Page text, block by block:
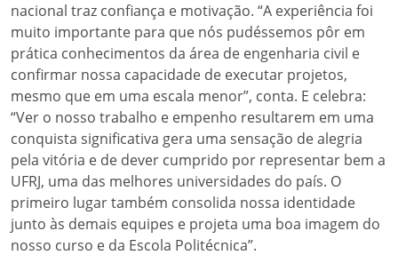
nacional traz confiança e motivação. “A experiência foi
muito importante para que nós pudéssemos pôr em
prática conhecimentos da área de engenharia civil e
confirmar nossa capacidade de executar projetos,
mesmo que em uma escala menor”, conta. E celebra:
“Ver o nosso trabalho e empenho resultarem em uma
conquista significativa gera uma sensação de alegria
pela vitória e de dever cumprido por representar bem a
UFRJ, uma das melhores universidades do país. O
primeiro lugar também consolida nossa identidade
junto às demais equipes e projeta uma boa imagem do
nosso curso e da Escola Politécnica”.